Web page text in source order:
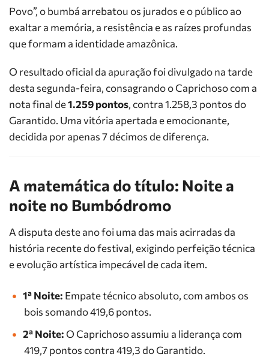
Povo”, o bumbá arrebatou os jurados e o público ao
exaltar a memória, a resistência e as raízes profundas
que formam a identidade amazônica.
O resultado oficial da apuração foi divulgado na tarde
desta segunda-feira, consagrando o Caprichoso com a
nota final de1.259 pontos, contra 1.258,3 pontos do
Garantido. Uma vitória apertada e emocionante,
decidida por apenas 7 décimos de diferença.
A matemática do título: Noite a
noite no Bumbódromo
A disputa deste ano foi uma das mais acirradas da
história recente do festival, exigindo perfeição técnica
e evolução artística impecável de cada item.
1ª Noite: Empate técnico absoluto, com ambos os
bois somando 419,6 pontos.
2ª Noite:O Caprichoso assumiu a liderança com
419,7 pontos contra 419,3 do Garantido.